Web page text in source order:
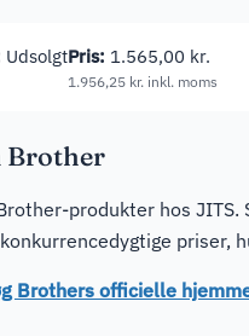
UdsolgtPris: 1.565,00 kr.
1.956,25 kr. inkl. moms
Brother
produkter hos
priser,
Brothers officielle